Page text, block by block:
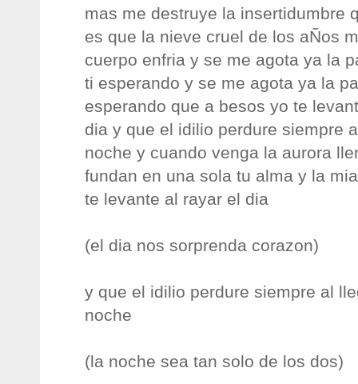
mas me destruye la insertidumbre
es que la nieve cruel de los aÑos
cuerpo enfria y se me agota ya la
ti esperando y se me agota ya la
esperando que a besos yo te
dia y que el idilio perdure siempre
noche y cuando venga la aurora
fundan en una sola tu alma y la
te levante al rayar el dia
(el dia nos sorprenda corazon)
y que el idilio perdure siempre al
noche
(la noche sea tan solo de los dos)